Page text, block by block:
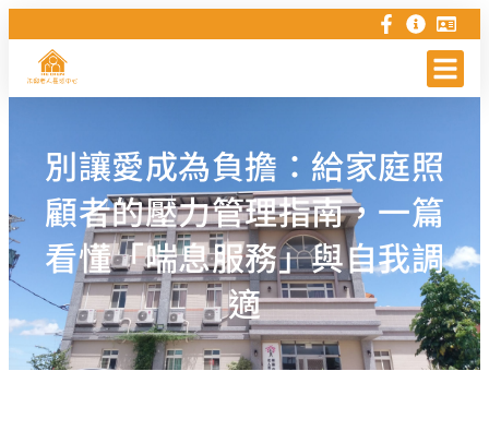
別讓愛成為負擔：給家庭照
顧者的壓力管理指南，一篇
看懂「喘息服務」與自我調
適